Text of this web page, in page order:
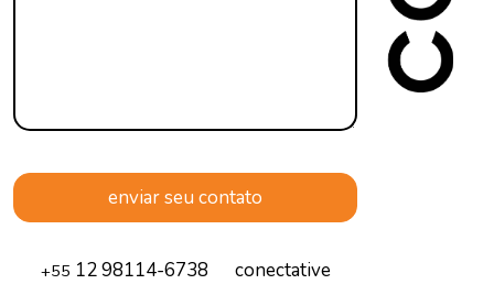
+55 12 98114-6738 conectative